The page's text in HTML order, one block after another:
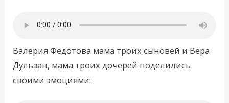
Валерия Федотова мама троих сыновей и Вера
Дульзан, мама троих дочерей поделились
своими эмоциями: